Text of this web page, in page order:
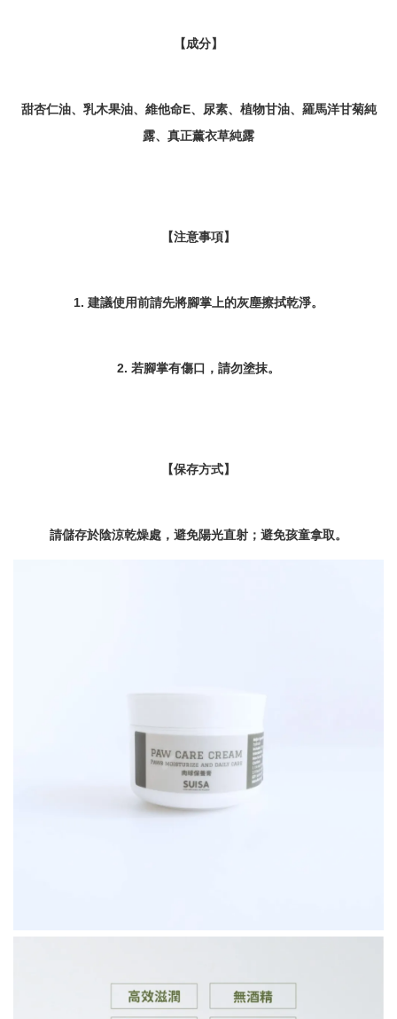
【成分】
甜杏仁油、乳木果油、維他命E、尿素、植物甘油、羅馬洋甘菊純
露、真正薰衣草純露
【注意事項】
1. 建議使用前請先將腳掌上的灰塵擦拭乾淨。
2. 若腳掌有傷口，請勿塗抹。
【保存方式】
請儲存於陰涼乾燥處，避免陽光直射；避免孩童拿取。